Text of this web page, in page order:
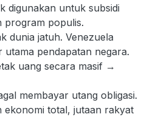
digunakan untuk subsidi
program populis.
dunia jatuh. Venezuela
utama pendapatan negara.
uang secara masif →
membayar utang obligasi.
ekonomi total, jutaan rakyat